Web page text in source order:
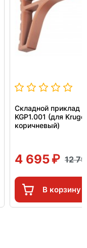
Складной приклад
KGP1.001 (для
коричневый)
4 695 12
В корзину